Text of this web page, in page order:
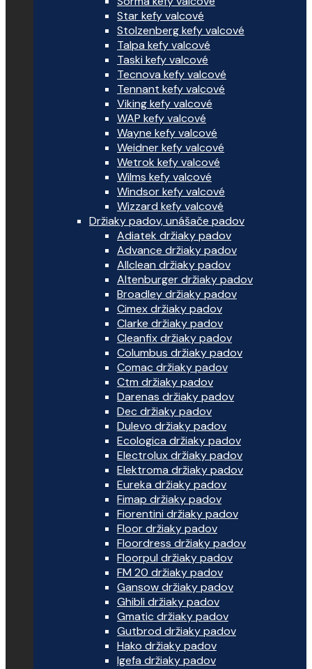
Star kefy valcové
Stolzenberg kefy valcové
Talpa kefy valcové
Taski kefy valcové
Tecnova kefy valcové
Tennant kefy valcové
Viking kefy valcové
WAP kefy valcové
Wayne kefy valcové
Weidner kefy valcové
Wetrok kefy valcové
Wilms kefy valcové
Windsor kefy valcové
Wizzard kefy valcové
Držiaky padov, unášače padov
Adiatek držiaky padov
Advance držiaky padov
Allclean držiaky padov
Altenburger držiaky padov
Broadley držiaky padov
Cimex držiaky padov
Clarke držiaky padov
Cleanfix držiaky padov
Columbus držiaky padov
Comac držiaky padov
Ctm držiaky padov
Darenas držiaky padov
Dec držiaky padov
Dulevo držiaky padov
Ecologica držiaky padov
Electrolux držiaky padov
Elektroma držiaky padov
Eureka držiaky padov
Fimap držiaky padov
Fiorentini držiaky padov
Floor držiaky padov
Floordress držiaky padov
Floorpul držiaky padov
FM 20 držiaky padov
Gansow držiaky padov
Ghibli držiaky padov
Gmatic držiaky padov
Gutbrod držiaky padov
Hako držiaky padov
Igefa držiaky padov